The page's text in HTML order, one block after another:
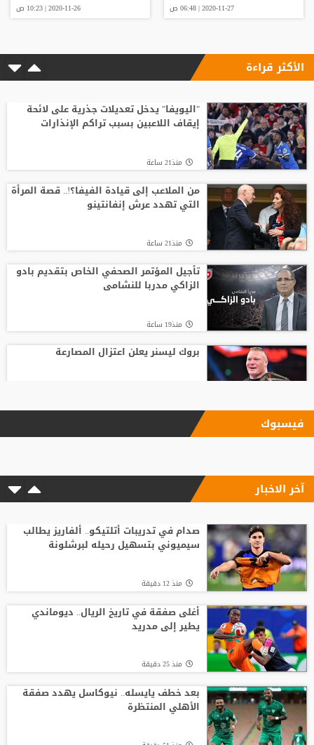
2020-11-27 | 06:48 ص 2020-11-26 | 10:23 ص
الأكثر قراءة
"اليويفا" يدخل تعديلات جذرية على لائحة
إيقاف اللاعبين بسبب تراكم الإنذارات
منذ21 ساعة
من الملاعب إلى قيادة الفيفا؟!.. قصة المرأة
التي تهدد عرش إنفانتينو
منذ21 ساعة
تأجيل المؤتمر الصحفي الخاص بتقديم بادو
الزاكي مدربا للنشامى
منذ19 ساعة
بروك ليسنر يعلن اعتزال المصارعة
17 مليون يورو سنويا.. صلاح يصل إسطنبول
الأردن
بعد حسم صفقة صلاح.. طرابزون سبور يكثف
ضغطه لضم نجم الهلال
الصاعقة تضرب الملعب مباشرة.. وفاة لاعب
شاب أمام أعين الجماهير
فيسبوك
آخر الاخبار
صدام في تدريبات أتلتيكو.. ألفاريز يطالب
سيميوني بتسهيل رحيله لبرشلونة
منذ 12 دقيقة
أغلى صفقة في تاريخ الريال.. ديوماندي
يطير إلى مدريد
منذ 25 دقيقة
بعد خطف يايسله.. نيوكاسل يهدد صفقة
الأهلي المنتظرة